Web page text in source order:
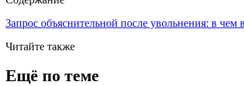
Запрос объяснительной после увольнения: в чем
Читайте также
Ещё по теме